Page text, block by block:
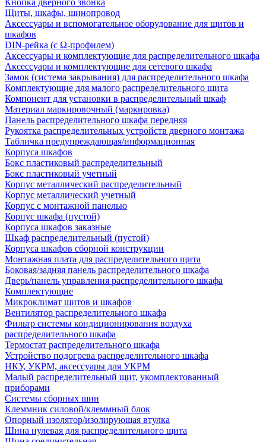
Кнопка дверного звонка
Щиты, шкафы, шинопровод
Аксессуары и вспомогательное оборудование для щитов и
шкафов
DIN-рейка (с Ω-профилем)
Аксессуары и комплектующие для распределительного шкафа
Аксессуары и комплектующие для сетевого шкафа
Замок (система закрывания) для распределительного шкафа
Комплектующие для малого распределительного щита
Компонент для установки в распределительный шкаф
Материал маркировочный (маркировка)
Панель распределительного шкафа передняя
Рукоятка распределительных устройств дверного монтажа
Табличка предупреждающая/информационная
Корпуса шкафов
Бокс пластиковый распределительный
Бокс пластиковый учетный
Корпус металлический распределительный
Корпус металлический учетный
Корпус с монтажной панелью
Корпус шкафа (пустой)
Корпуса шкафов заказные
Шкаф распределительный (пустой)
Корпуса шкафов сборной конструкции
Монтажная плата для распределительного щита
Боковая/задняя панель распределительного шкафа
Дверь/панель управления распределительного шкафа
Комплектующие
Микроклимат щитов и шкафов
Вентилятор распределительного шкафа
Фильтр системы кондиционирования воздуха
распределительного шкафа
Термостат распределительного шкафа
Устройство подогрева распределительного шкафа
НКУ, УКРМ, аксессуары для УКРМ
Малый распределительный щит, укомплектованный
приборами
Системы сборных шин
Клеммник силовой/клеммный блок
Опорный изолятор/изолирующая втулка
Шина нулевая для распределительного щита